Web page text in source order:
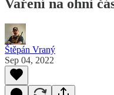
Vaření na ohni
Štěpán Vraný
Sep 04, 2022